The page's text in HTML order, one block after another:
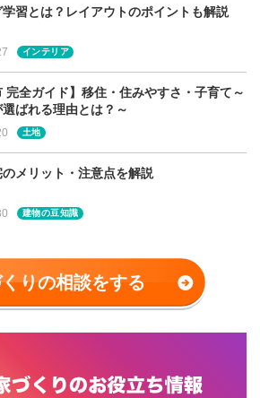
ボタン一つで簡単に着火ができ、お
な面がたくさんある一方で、電気を
トーブは、薪さえあれば停電時でも
も可能。自然災害が多い昨今、薪ス
、いざという時も安心です。
学習とは？レイアウトのポイントも解説
インテリア
完全ガイド】移住・住みやすさ・子育て～
ばれる理由とは？～
土地
メリット・注意点を解説
建物の豆知識
りの相談をする